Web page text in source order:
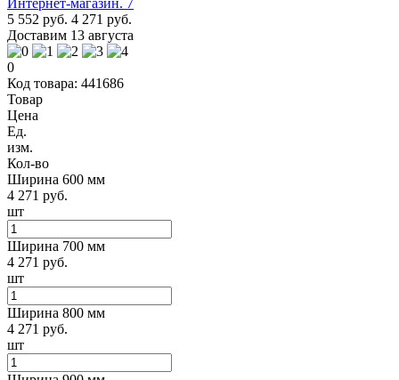
5 552 руб. 4 271 руб.
Доставим 13 августа
0
Код товара: 441686
Товар
Цена
Ед.
изм.
Кол-во
Ширина 600 мм
4 271 руб.
шт
Ширина 700 мм
4 271 руб.
шт
Ширина 800 мм
4 271 руб.
шт